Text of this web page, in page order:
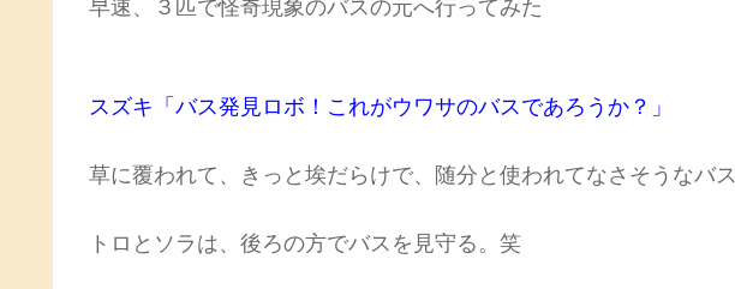
早速、３匹で怪奇現象のバスの元へ行ってみた
スズキ「バス発見ロボ！これがウワサのバスであろうか？」
草に覆われて、きっと埃だらけで、随分と使われてなさそうなバス
トロとソラは、後ろの方でバスを見守る。笑